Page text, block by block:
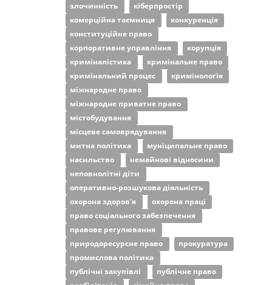
злочинність
кіберпростір
комерційна таємниця
конкуренція
конституційне право
корпоративне управління
корупція
криміналістика
кримінальне право
кримінальний процес
кримінологія
міжнародне право
міжнародне приватне право
містобудування
місцеве самоврядування
митна політика
муніципальне право
насильство
немайнові відносини
неповнолітні діти
оперативно-розшукова діяльність
охорона здоров'я
охорона праці
право соціального забезпечення
правове регулювання
природоресурсне право
прокуратура
промислова політика
публічні закупівлі
публічне право